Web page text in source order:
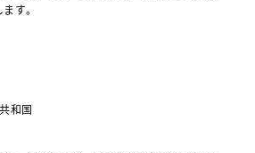
す。
和国